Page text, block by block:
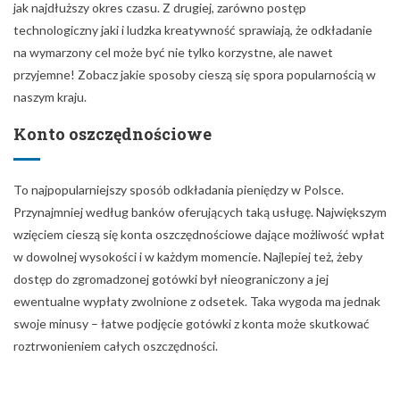
jak najdłuższy okres czasu. Z drugiej, zarówno postęp
technologiczny jaki i ludzka kreatywność sprawiają, że odkładanie
na wymarzony cel może być nie tylko korzystne, ale nawet
przyjemne! Zobacz jakie sposoby cieszą się spora popularnością w
naszym kraju.
Konto oszczędnościowe
To najpopularniejszy sposób odkładania pieniędzy w Polsce.
Przynajmniej według banków oferujących taką usługę. Największym
wzięciem cieszą się konta oszczędnościowe dające możliwość wpłat
w dowolnej wysokości i w każdym momencie. Najlepiej też, żeby
dostęp do zgromadzonej gotówki był nieograniczony a jej
ewentualne wypłaty zwolnione z odsetek. Taka wygoda ma jednak
swoje minusy – łatwe podjęcie gotówki z konta może skutkować
roztrwonieniem całych oszczędności.